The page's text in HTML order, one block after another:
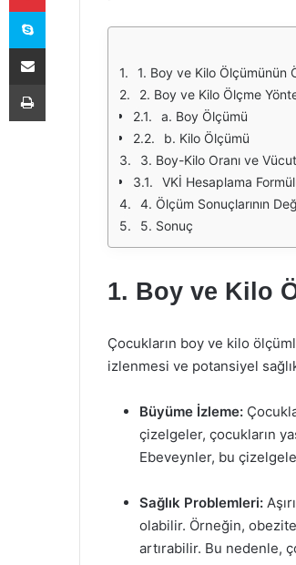
1. Boy ve Kilo Ölçümünün
2. Boy ve Kilo Ölçme
a. Boy Ölçümü
b. Kilo Ölçümü
3. Boy-Kilo Oranı ve
VKİ Hesaplama
4. Ölçüm Sonuçlarının
5. Sonuç
1. Boy ve Kilo
Çocukların boy ve kilo
izlenmesi ve potansiyel
Büyüme İzleme:
çizelgeler, çocukların
Ebeveynler, bu
Sağlık Problemleri:
olabilir. Örneğin,
artırabilir. Bu nedenle,
Skype
E-Posta ile paylaş